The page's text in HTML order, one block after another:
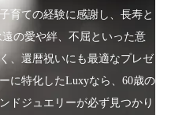
育ての経験に感謝し、長寿と
の愛や絆、不屈といった意
、還暦祝いにも最適なプレゼ
に特化したLuxyなら、60歳の
ドジュエリーが必ず見つかり